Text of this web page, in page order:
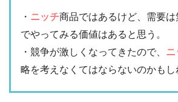
・ ニッチ商品ではあるけど、需要
でやってみる価値はあると思う。
・競争が激しくなってきたので、 ニ
略を考えなくてはならないのかもし